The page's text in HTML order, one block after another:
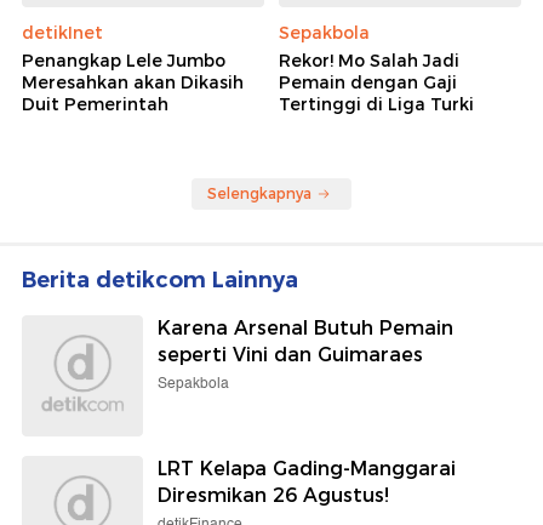
detikInet
Penangkap Lele Jumbo
Meresahkan akan Dikasih
Duit Pemerintah
Sepakbola
Rekor! Mo Salah Jadi
Pemain dengan Gaji
Tertinggi di Liga Turki
Selengkapnya
Berita detikcom Lainnya
Karena Arsenal Butuh Pemain
seperti Vini dan Guimaraes
Sepakbola
LRT Kelapa Gading-Manggarai
Diresmikan 26 Agustus!